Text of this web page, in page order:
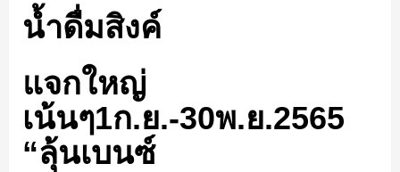
น้ำดื่มสิงค์
แจกใหญ่
เน้นๆ1ก.ย.-30พ.ย.2565
“ลุ้นเบนซ์